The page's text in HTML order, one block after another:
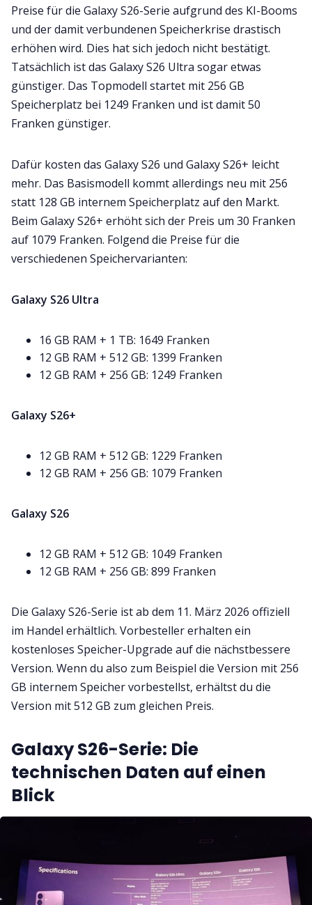
Preise für die Galaxy S26-Serie aufgrund des KI-Booms
und der damit verbundenen Speicherkrise drastisch
erhöhen wird. Dies hat sich jedoch nicht bestätigt.
Tatsächlich ist das Galaxy S26 Ultra sogar etwas
günstiger. Das Topmodell startet mit 256 GB
Speicherplatz bei 1249 Franken und ist damit 50
Franken günstiger.
Dafür kosten das Galaxy S26 und Galaxy S26+ leicht
mehr. Das Basismodell kommt allerdings neu mit 256
statt 128 GB internem Speicherplatz auf den Markt.
Beim Galaxy S26+ erhöht sich der Preis um 30 Franken
auf 1079 Franken. Folgend die Preise für die
verschiedenen Speichervarianten:
Galaxy S26 Ultra
16 GB RAM + 1 TB: 1649 Franken
12 GB RAM + 512 GB: 1399 Franken
12 GB RAM + 256 GB: 1249 Franken
Galaxy S26+
12 GB RAM + 512 GB: 1229 Franken
12 GB RAM + 256 GB: 1079 Franken
Galaxy S26
12 GB RAM + 512 GB: 1049 Franken
12 GB RAM + 256 GB: 899 Franken
Die Galaxy S26-Serie ist ab dem 11. März 2026 offiziell
im Handel erhältlich. Vorbesteller erhalten ein
kostenloses Speicher-Upgrade auf die nächstbessere
Version. Wenn du also zum Beispiel die Version mit 256
GB internem Speicher vorbestellst, erhältst du die
Version mit 512 GB zum gleichen Preis.
Galaxy S26-Serie: Die
technischen Daten auf einen
Blick